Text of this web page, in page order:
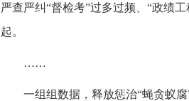
严查严纠“督检考”过多过频、“政绩
起。
……
一组组数据，释放惩治“蝇贪蚁